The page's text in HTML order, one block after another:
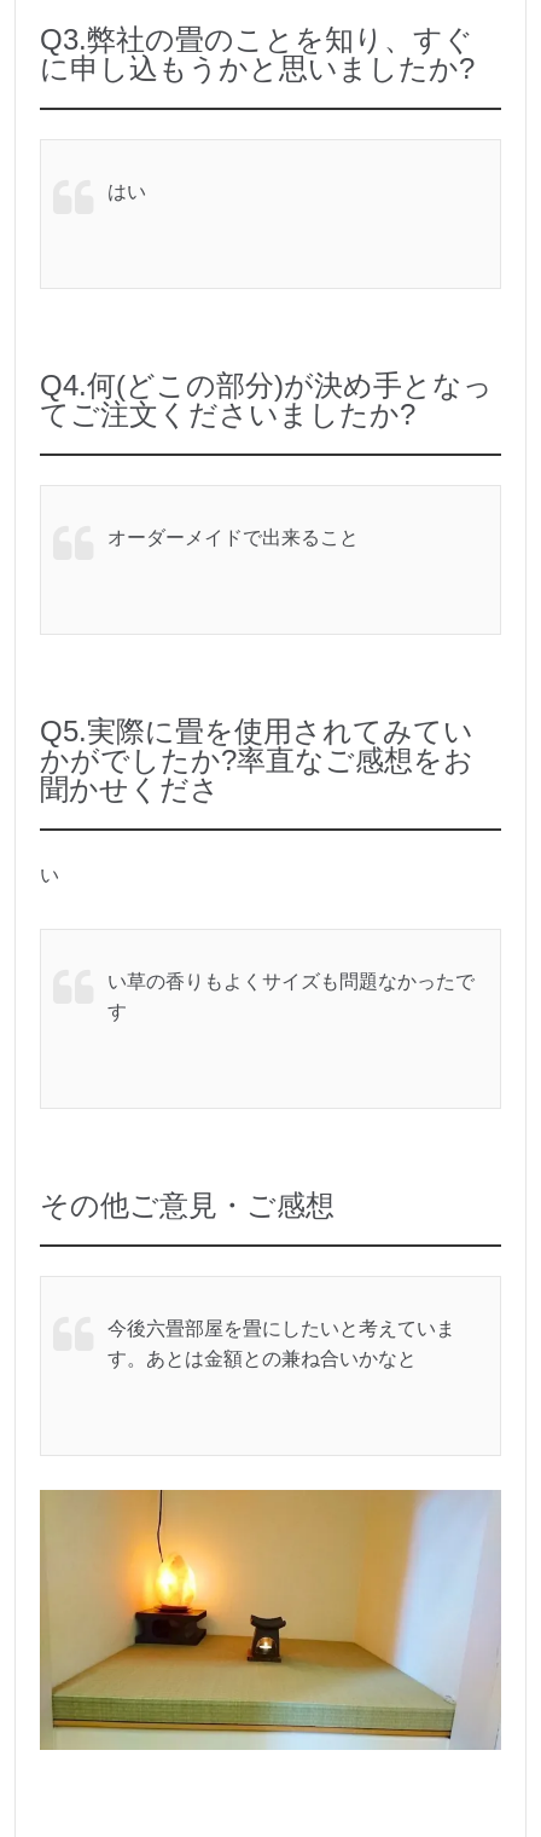
Q3.弊社の畳のことを知り、すぐ
に申し込もうかと思いましたか?
はい
Q4.何(どこの部分)が決め手となっ
てご注文くださいましたか?
オーダーメイドで出来ること
Q5.実際に畳を使用されてみてい
かがでしたか?率直なご感想をお
聞かせくださ
い
い草の香りもよくサイズも問題なかったで
す
その他ご意見・ご感想
今後六畳部屋を畳にしたいと考えていま
す。あとは金額との兼ね合いかなと